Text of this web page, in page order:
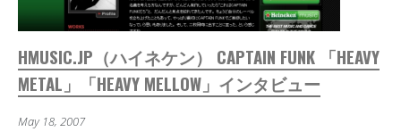
HMUSIC.JP（ハイネケン） CAPTAIN FUNK 「HEAVY
METAL」「HEAVY MELLOW」インタビュー
May 18, 2007